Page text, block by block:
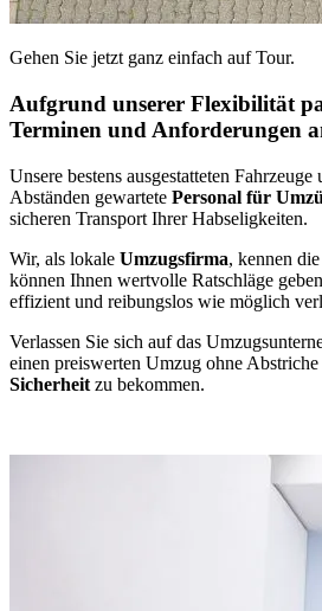
Gehen Sie jetzt ganz einfach auf Tour.
Aufgrund unserer Flexibilität
Terminen und Anforderungen
Unsere bestens ausgestatteten
Abständen gewartete Personal für
sicheren Transport Ihrer Habseligkeiten.
Wir, als lokale Umzugsfirma, kennen
können Ihnen wertvolle Ratschläge
effizient und reibungslos wie möglich
Verlassen Sie sich auf das
einen preiswerten Umzug ohne Abstriche
Sicherheit zu bekommen.